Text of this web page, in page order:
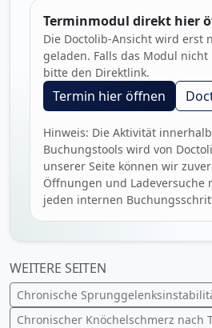
Terminmodul direkt hier
Die Doctolib-Ansicht wird erst
geladen. Falls das Modul
bitte den Direktlink.
Termin hier öffnen
Hinweis: Die Aktivität
Buchungstools wird von
unserer Seite können wir
Öffnungen und Ladeversuche
jeden internen
WEITERE SEITEN
Chronische
Chronischer Knöchelschmerz nach